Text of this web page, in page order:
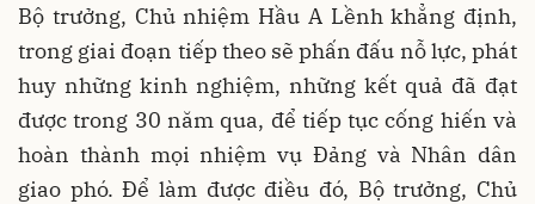
Bộ trưởng, Chủ nhiệm Hầu A Lềnh khẳng định,
trong giai đoạn tiếp theo sẽ phấn đấu nỗ lực, phát
huy những kinh nghiệm, những kết quả đã đạt
được trong 30 năm qua, để tiếp tục cống hiến và
hoàn thành mọi nhiệm vụ Đảng và Nhân dân
giao phó. Để làm được điều đó, Bộ trưởng, Chủ